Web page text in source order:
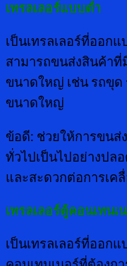
เทรลเลอร์แบบต่ำ
เป็นเทรลเลอร์ที่ออก
สามารถขนส่งสินค้าที่
ขนาดใหญ่ เช่น รถขุด
ขนาดใหญ่
ข้อดี: ช่วยให้การขนส่
ทั่วไปเป็นไปอย่างปล
และสะดวกต่อการเค
เทรลเลอร์ตู้คอนเทนเ
เป็นเทรลเลอร์ที่ออก